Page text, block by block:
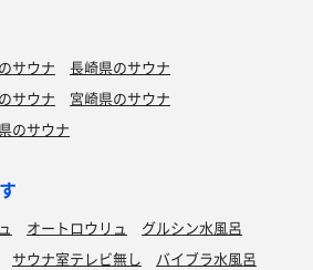
サウナ
長崎県のサウナ
サウナ
宮崎県のサウナ
のサウナ
オートロウリュ
グルシン水風呂
サウナ室テレビ無し
バイブラ水風呂